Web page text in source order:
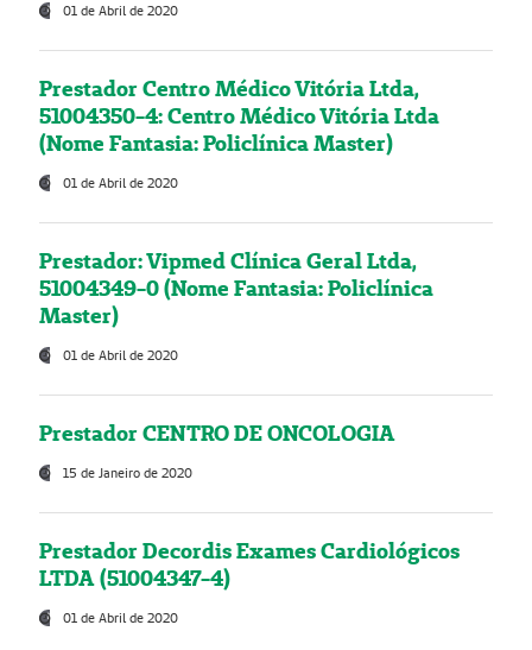
01 de Abril de 2020
Prestador Centro Médico Vitória Ltda,
51004350-4: Centro Médico Vitória Ltda
(Nome Fantasia: Policlínica Master)
01 de Abril de 2020
Prestador: Vipmed Clínica Geral Ltda,
51004349-0 (Nome Fantasia: Policlínica
Master)
01 de Abril de 2020
Prestador CENTRO DE ONCOLOGIA
15 de Janeiro de 2020
Prestador Decordis Exames Cardiológicos
LTDA (51004347-4)
01 de Abril de 2020